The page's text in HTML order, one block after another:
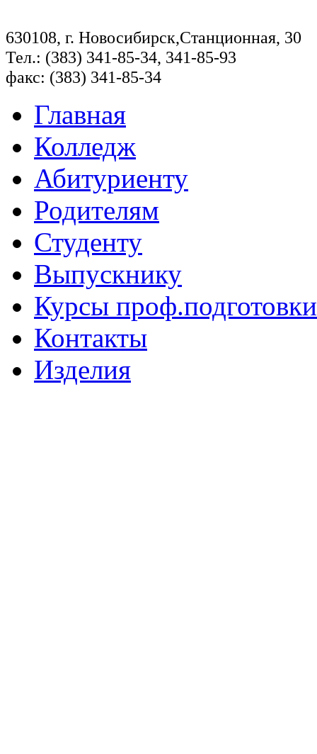
630108, г. Новосибирск,Станционная, 30
Тел.: (383) 341-85-34, 341-85-93
факс: (383) 341-85-34
Главная
Колледж
Абитуриенту
Родителям
Студенту
Выпускнику
Курсы проф.подготовки
Контакты
Изделия